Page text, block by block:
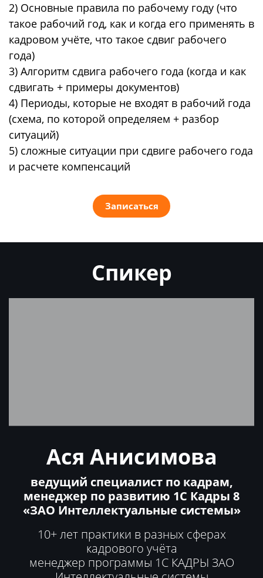
2) Основные правила по рабочему году (что
такое рабочий год, как и когда его применять в
кадровом учёте, что такое сдвиг рабочего
года)
3) Алгоритм сдвига рабочего года (когда и как
сдвигать + примеры документов)
4) Периоды, которые не входят в рабочий года
(схема, по которой определяем + разбор
ситуаций)
5) сложные ситуации при сдвиге рабочего года
и расчете компенсаций
Записаться
Спикер
Ася Анисимова
ведущий специалист по кадрам,
менеджер по развитию 1С Кадры 8
«ЗАО Интеллектуальные системы»
10+ лет практики в разных сферах
кадрового учёта
менеджер программы 1С КАДРЫ ЗАО